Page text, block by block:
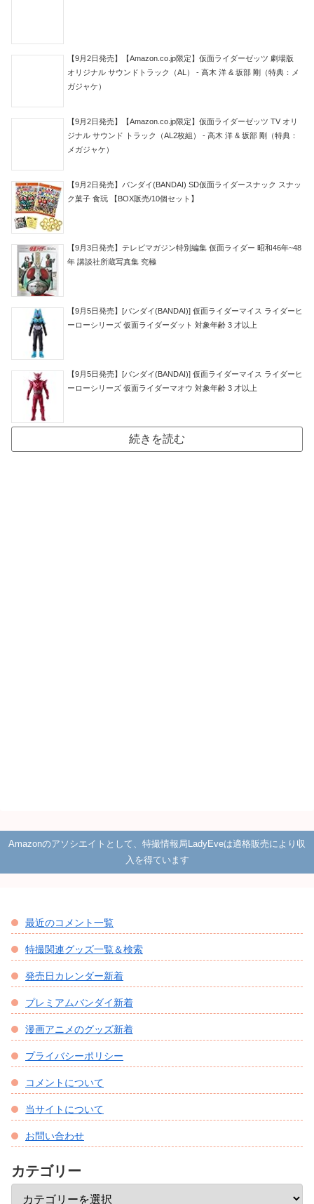
【9月2日発売】【Amazon.co.jp限定】仮面ライダーゼッツ 劇場版
オリジナル サウンドトラック（AL） - 高木 洋 & 坂部 剛（特典：メ
ガジャケ）
【9月2日発売】【Amazon.co.jp限定】仮面ライダーゼッツ TV オリ
ジナル サウンド トラック（AL2枚組） - 高木 洋 & 坂部 剛（特典：
メガジャケ）
【9月2日発売】バンダイ(BANDAI) SD仮面ライダースナック スナッ
ク菓子 食玩 【BOX販売/10個セット】
【9月3日発売】テレビマガジン特別編集 仮面ライダー 昭和46年~48
年 講談社所蔵写真集 究極
【9月5日発売】[バンダイ(BANDAI)] 仮面ライダーマイス ライダーヒ
ーローシリーズ 仮面ライダーダット 対象年齢 3 才以上
【9月5日発売】[バンダイ(BANDAI)] 仮面ライダーマイス ライダーヒ
ーローシリーズ 仮面ライダーマオウ 対象年齢 3 才以上
続きを読む
Amazonのアソシエイトとして、特撮情報局LadyEveは適格販売により収
入を得ています
最近のコメント一覧
特撮関連グッズ一覧＆検索
発売日カレンダー新着
プレミアムバンダイ新着
漫画アニメのグッズ新着
プライバシーポリシー
コメントについて
当サイトについて
お問い合わせ
カテゴリー